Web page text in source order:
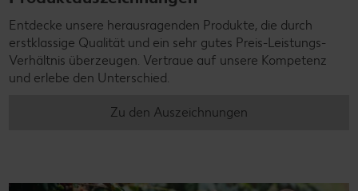
Entdecke unsere herausragenden Produkte, die durch
erstklassige Qualität und ein sehr gutes Preis-Leistungs-
Verhältnis überzeugen. Vertraue auf unsere Kompetenz
und erlebe den Unterschied.
Zu den Auszeichnungen